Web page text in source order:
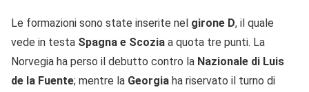
Le formazioni sono state inserite nel girone D, il quale
vede in testa Spagna e Scozia a quota tre punti. La
Norvegia ha perso il debutto contro la Nazionale di Luis
de la Fuente; mentre la Georgia ha riservato il turno di